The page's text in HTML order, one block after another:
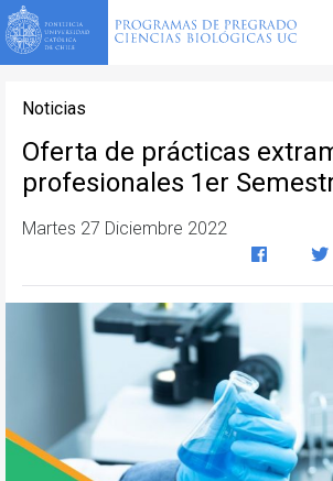
Noticias
Oferta de prácticas
profesionales 1er
Martes 27 Diciembre 2022